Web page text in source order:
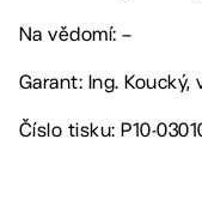
Na vědomí: –
Garant: Ing. Koucký,
Číslo tisku: P10-